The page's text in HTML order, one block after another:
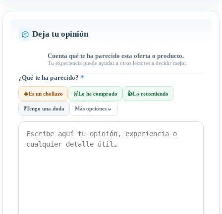
Deja tu opinión
Cuenta qué te ha parecido esta oferta o producto.
Tu experiencia puede ayudar a otros lectores a decidir mejor.
¿Qué te ha parecido? *
🔥Es un chollazo 🛒Lo he comprado 👍Lo recomiendo
❓Tengo una duda Más opciones ⌄